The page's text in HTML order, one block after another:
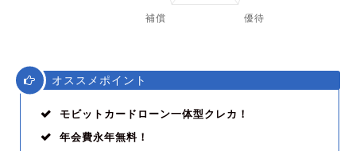
オススメポイント
モビットカードローン一体型クレカ！
年会費永年無料！